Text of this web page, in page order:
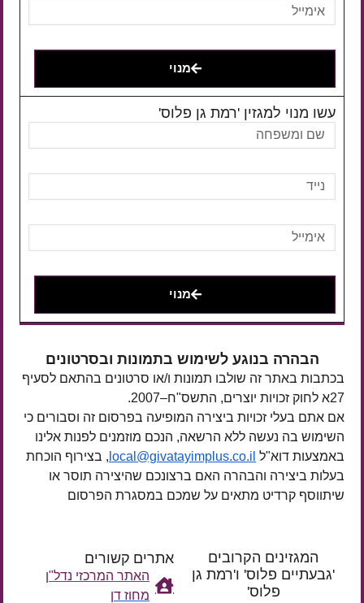
מנוי
עשו מנוי למגזין 'רמת גן פלוס'
מנוי
הבהרה בנוגע לשימוש בתמונות ובסרטונים
בכתבות באתר זה שולבו תמונות ו/או סרטונים בהתאם לסעיף
27א לחוק זכויות יוצרים, התשס"ח–2007.
אם אתם בעלי זכויות ביצירה המופיעה בפרסום זה וסבורים כי
השימוש בה נעשה ללא הרשאה, הנכם מוזמנים לפנות אלינו
באמצעות דוא"ל local@givatayimplus.co.il , בצירוף הוכחת
בעלות ביצירה והבהרה האם ברצונכם שהיצירה תוסר או
שיתווסף קרדיט מתאים על שמכם במסגרת הפרסום
המגזינים הקרובים
'גבעתיים פלוס' ו'רמת גן
פלוס'
אתרים קשורים
האתר המרכזי נדל"ן
מחוז דן